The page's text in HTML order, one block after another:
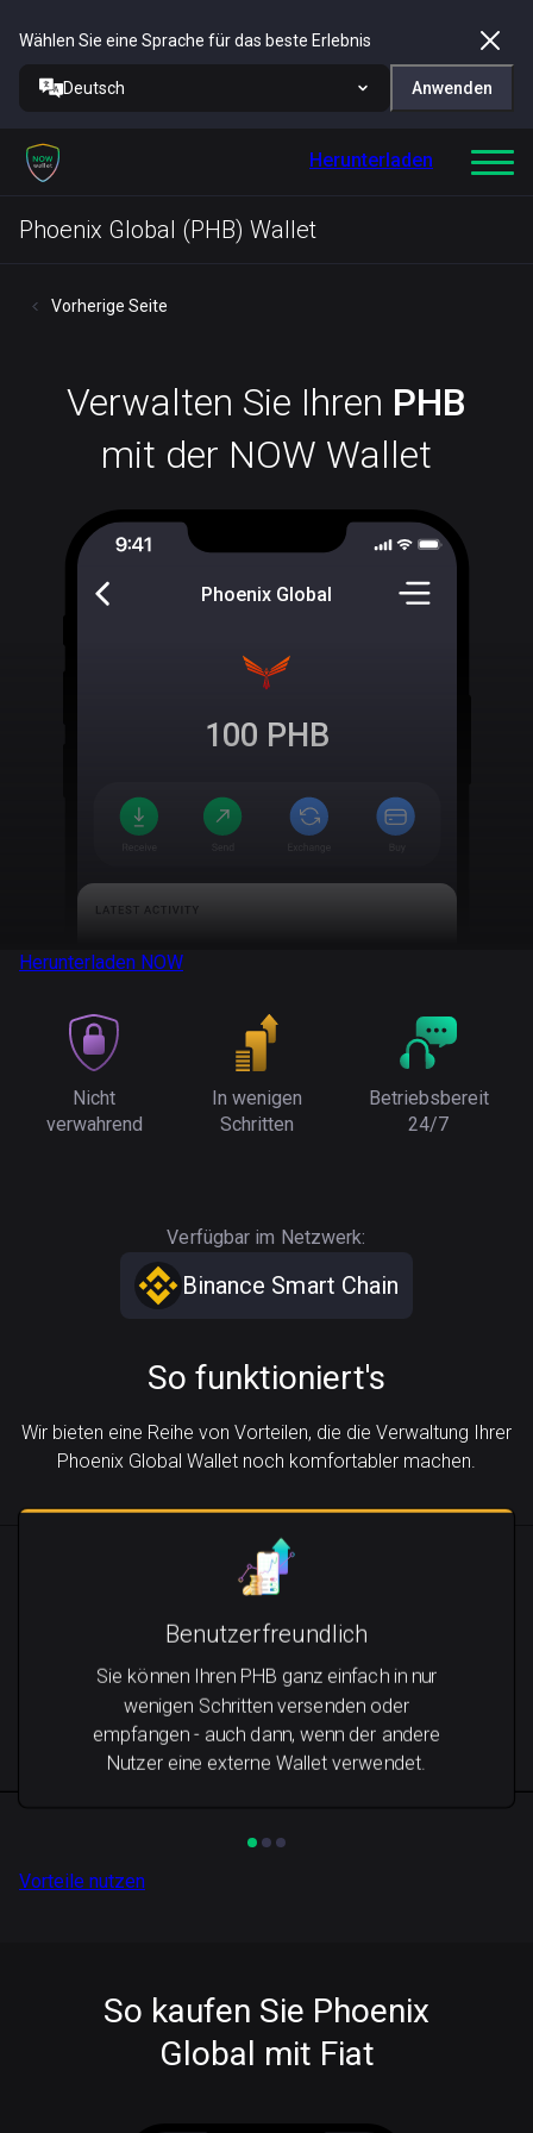
Wählen Sie eine Sprache für das beste Erlebnis
Deutsch Anwenden
Herunterladen
Phoenix Global (PHB) Wallet
Vorherige Seite
Verwalten Sie Ihren PHB
mit der NOW Wallet
Phoenix Global
100 PHB
Herunterladen NOW
Nicht
verwahrend
In wenigen
Schritten
Betriebsbereit
24/7
Verfügbar im Netzwerk:
Binance Smart Chain
So funktioniert's
Wir bieten eine Reihe von Vorteilen, die die Verwaltung Ihrer
Phoenix Global Wallet noch komfortabler machen.
Benutzerfreundlich
Sie können Ihren PHB ganz einfach in nur
wenigen Schritten versenden oder
empfangen - auch dann, wenn der andere
Nutzer eine externe Wallet verwendet.
Vorteile nutzen
So kaufen Sie Phoenix
Global mit Fiat